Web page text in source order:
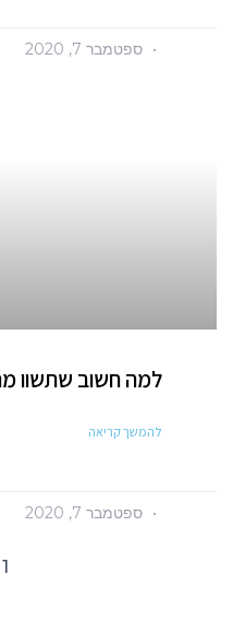
ספטמבר 7, 2020
למה חשוב שתשוו
להמשך קריאה
ספטמבר 7, 2020
1